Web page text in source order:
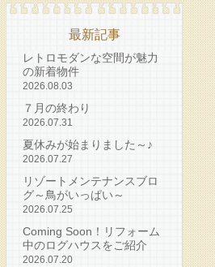
最新記事
レトロモダンな空間が魅力
の新着物件
2026.08.03
７月の終わり
2026.07.31
夏休みが始まりました～♪
2026.07.27
リゾートメンテナンスブロ
グ～鳥がいっぱい～
2026.07.25
Coming Soon！リフォーム
中のログハウスをご紹介
2026.07.20